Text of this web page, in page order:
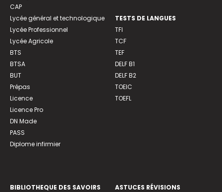
CAP
Lycée général et technologique
Lycée Professionnel
Lycée Agricole
BTS
BTSA
BUT
Prépas
Licence
Licence Pro
DN Made
PASS
Diplome infirmier
TESTS DE LANGUES
TFI
TCF
TEF
DELF B1
DELF B2
TOEIC
TOEFL
BIBLIOTHEQUE DES SAVOIRS
ASTUCES RÉVISIONS